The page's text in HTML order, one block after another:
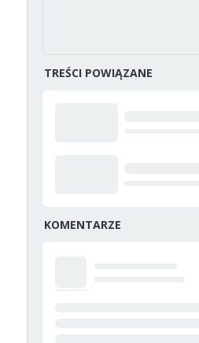
TREŚCI POWIĄZANE
KOMENTARZE